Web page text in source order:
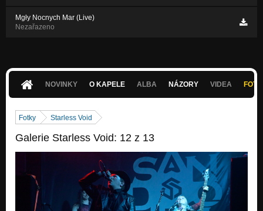
Mgły Nocnych Mar (Live)
Nezařazeno
NOVINKY O KAPELE ALBA NÁZORY VIDEA
Fotky Starless Void
Galerie Starless Void: 12 z 13